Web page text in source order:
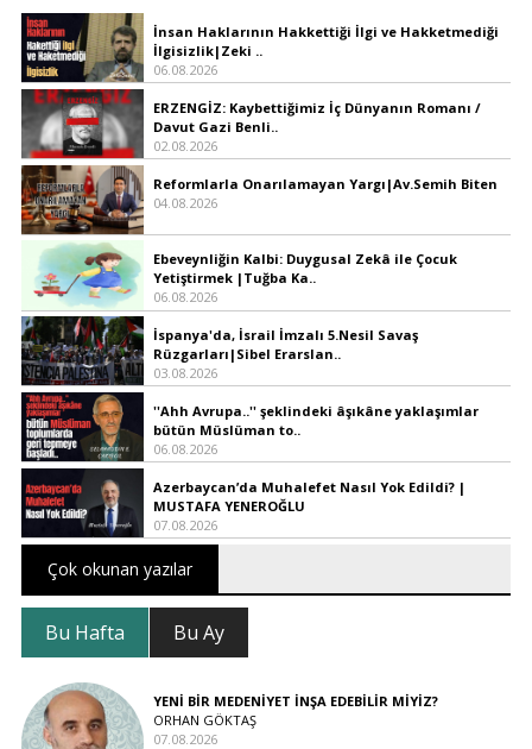
İnsan Haklarının Hakkettiği İlgi ve Hakketmediği
İlgisizlik|Zeki ..
06.08.2026
ERZENGİZ: Kaybettiğimiz İç Dünyanın Romanı /
Davut Gazi Benli..
02.08.2026
Reformlarla Onarılamayan Yargı|Av.Semih Biten
04.08.2026
Ebeveynliğin Kalbi: Duygusal Zekâ ile Çocuk
Yetiştirmek |Tuğba Ka..
06.08.2026
İspanya'da, İsrail İmzalı 5.Nesil Savaş
Rüzgarları|Sibel Erarslan..
03.08.2026
''Ahh Avrupa..'' şeklindeki âşıkâne yaklaşımlar
bütün Müslüman to..
06.08.2026
Azerbaycan’da Muhalefet Nasıl Yok Edildi? |
MUSTAFA YENEROĞLU
07.08.2026
Çok okunan yazılar
Bu Hafta Bu Ay
YENİ BİR MEDENİYET İNŞA EDEBİLİR MİYİZ?
ORHAN GÖKTAŞ
07.08.2026